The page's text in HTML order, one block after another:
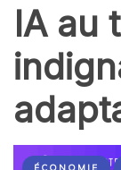
IA au
ÉCONOMIE